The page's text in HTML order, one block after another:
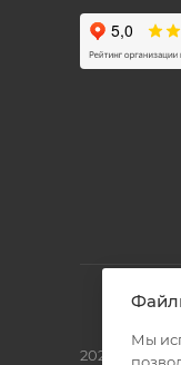
2026 ©
Мы